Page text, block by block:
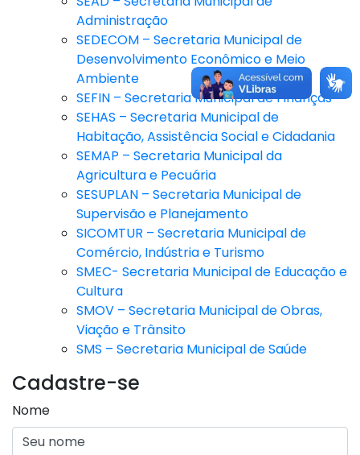
Administração
SEDECOM – Secretaria Municipal de
Desenvolvimento Econômico e Meio
Ambiente
SEFIN – Secretaria Municipal de Finanças
SEHAS – Secretaria Municipal de
Habitação, Assistência Social e Cidadania
SEMAP – Secretaria Municipal da
Agricultura e Pecuária
SESUPLAN – Secretaria Municipal de
Supervisão e Planejamento
SICOMTUR – Secretaria Municipal de
Comércio, Indústria e Turismo
SMEC- Secretaria Municipal de Educação e
Cultura
SMOV – Secretaria Municipal de Obras,
Viação e Trânsito
SMS – Secretaria Municipal de Saúde
Cadastre-se
Nome